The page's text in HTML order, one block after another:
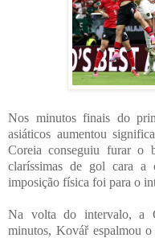
Nos minutos finais do
asiáticos aumentou
Coreia conseguiu furar o
claríssimas de gol cara
imposição física foi para o
Na volta do intervalo, a
minutos, Kovář espalmou